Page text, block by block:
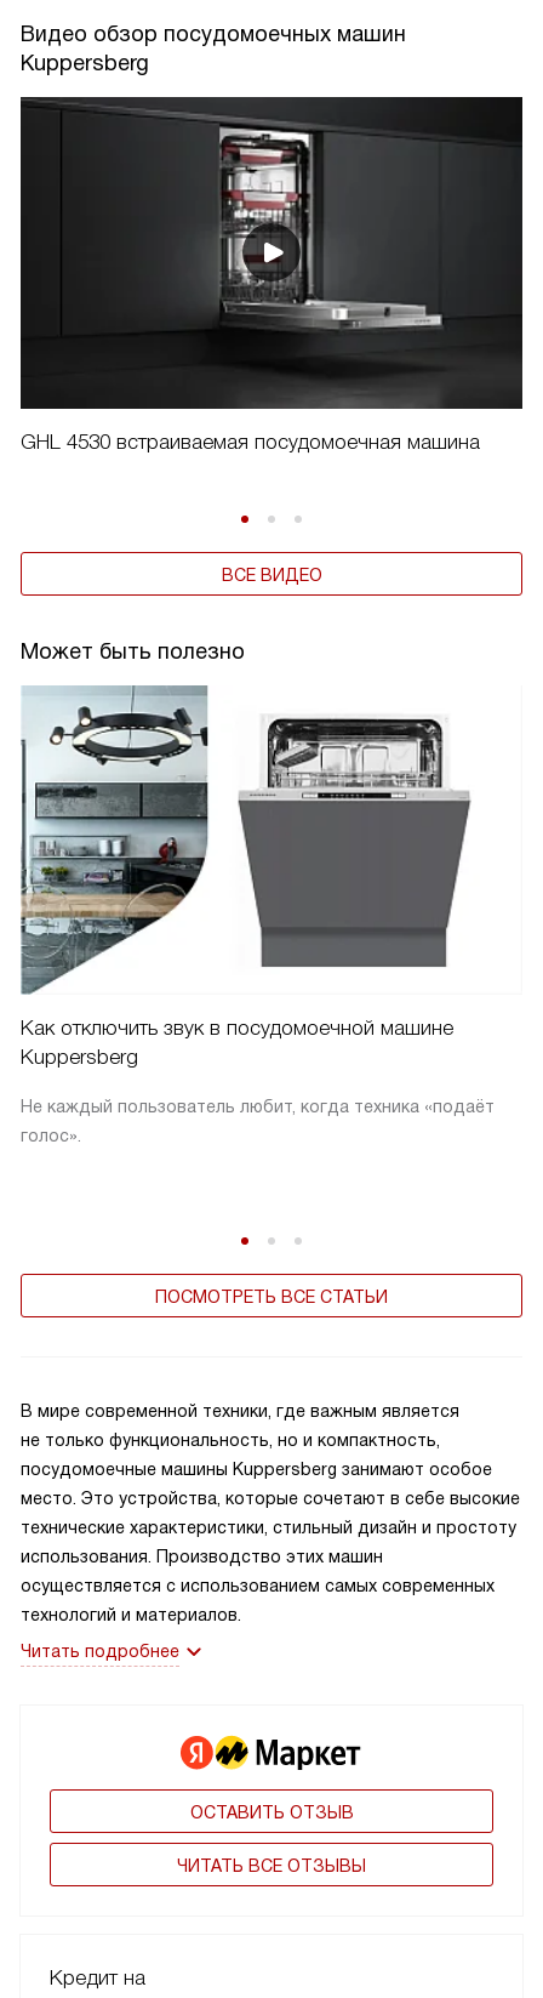
Видео обзор посудомоечных машин
Kuppersberg
GHL 4530 встраиваемая посудомоечная машина
ВСЕ ВИДЕО
Может быть полезно
Как отключить звук в посудомоечной машине
Kuppersberg
Не каждый пользователь любит, когда техника «подаёт
голос».
ПОСМОТРЕТЬ ВСЕ СТАТЬИ
В мире современной техники, где важным является
не только функциональность, но и компактность,
посудомоечные машины Kuppersberg занимают особое
место. Это устройства, которые сочетают в себе высокие
технические характеристики, стильный дизайн и простоту
использования. Производство этих машин
осуществляется с использованием самых современных
технологий и материалов.
Читать подробнее
ОСТАВИТЬ ОТЗЫВ
ЧИТАТЬ ВСЕ ОТЗЫВЫ
Кредит на